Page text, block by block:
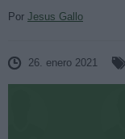
Por Jesus Gallo
26. enero 2021